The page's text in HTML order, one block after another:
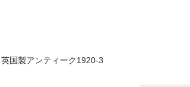
英国製アンティーク1920-3